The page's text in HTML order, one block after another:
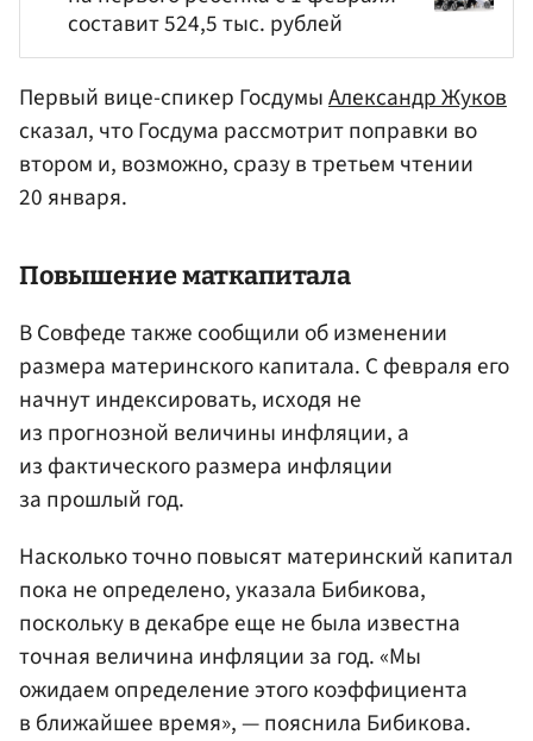
составит 524,5 тыс. рублей
Первый вице-спикер ГосдумыАлександр Жуков
сказал, что Госдума рассмотрит поправки во
втором и, возможно, сразу в третьем чтении
20 января.
Повышение маткапитала
В Совфеде также сообщили об изменении
размера материнского капитала. С февраля его
начнут индексировать, исходя не
из прогнозной величины инфляции, а
из фактического размера инфляции
за прошлый год.
Насколько точно повысят материнский капитал
пока не определено, указала Бибикова,
поскольку в декабре еще не была известна
точная величина инфляции за год. «Мы
ожидаем определение этого коэффициента
в ближайшее время», — пояснила Бибикова.